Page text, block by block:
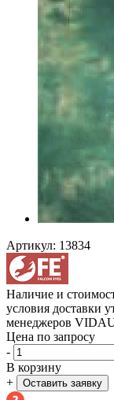
Артикул: 13834
Наличие и
условия доставки
менеджеров
Цена по запросу
-
В корзину
+
Оставить заявку